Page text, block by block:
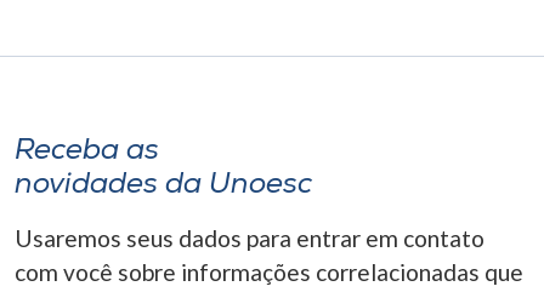
Receba as
novidades da Unoesc
Usaremos seus dados para entrar em contato
com você sobre informações correlacionadas que